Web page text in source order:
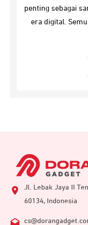
penting sebagai
era digital.
Jl. Lebak Jaya II
60134, Indonesia